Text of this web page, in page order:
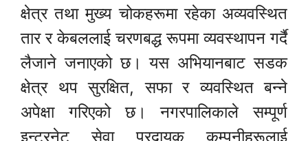
क्षेत्र तथा मुख्य चोकहरूमा रहेका अव्यवस्थित
तार र केबललाई चरणबद्ध रूपमा व्यवस्थापन गर्दै
लैजाने जनाएको छ। यस अभियानबाट सडक
क्षेत्र थप सुरक्षित, सफा र व्यवस्थित बन्ने
अपेक्षा गरिएको छ। नगरपालिकाले सम्पूर्ण
इन्टरनेट सेवा प्रदायक कम्पनीहरूलाई